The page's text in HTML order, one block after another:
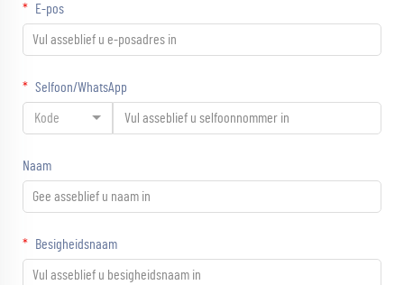
E-pos
Selfoon/WhatsApp
Kode
Naam
Besigheidsnaam